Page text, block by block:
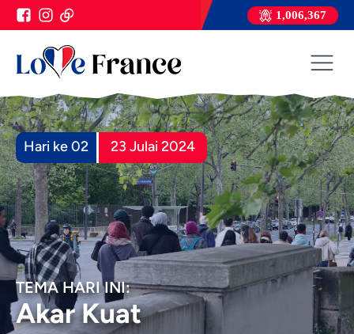
1,006,367
Hari ke 02 23 Julai 2024
TEMA HARI INI:
Akar Kuat